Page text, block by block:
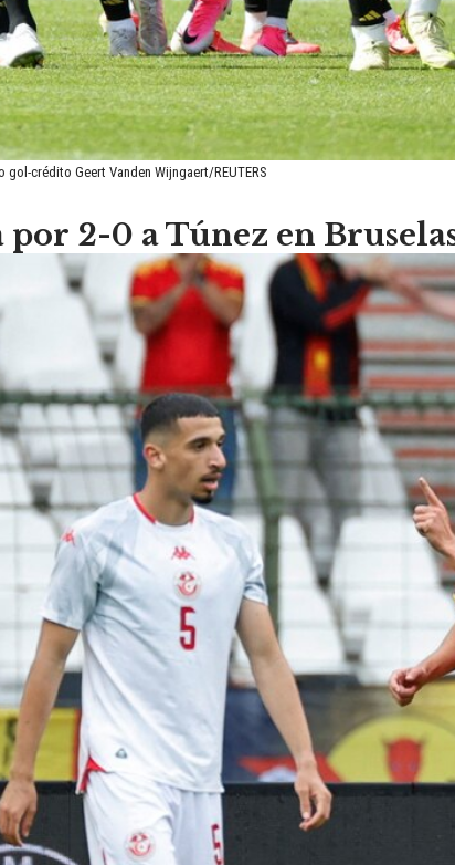
crédito Geert Vanden Wijngaert/REUTERS
por 2-0 a Túnez en